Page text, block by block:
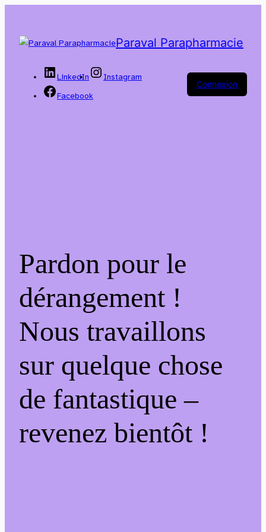
Paraval Parapharmacie
LinkedIn
Instagram
Facebook
Connexion
Pardon pour le
dérangement !
Nous travaillons
sur quelque chose
de fantastique –
revenez bientôt !